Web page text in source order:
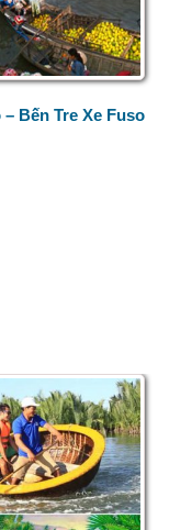
Bến Tre Xe Fuso